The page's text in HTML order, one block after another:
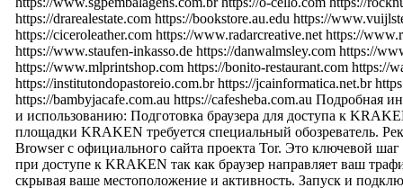
https://drarealestate.com https://bookstore.au.edu https://
https://ciceroleather.com https://www.radarcreative.net https://
https://www.staufen-inkasso.de https://danwalmsley.com https://
https://www.mlprintshop.com https://bonito-restaurant.com https://
https://institutondopastoreio.com.br https://jcainformatica.net.br
https://bambyjacafe.com.au https://cafesheba.com.au Подробная
и использованию: Подготовка браузера для доступа к
площадки KRAKEN требуется специальный обозреватель.
Browser с официального сайта проекта Tor. Это ключевой
при доступе к KRAKEN так как браузер направляет ваш
скрывая ваше местоположение и активность. Запуск и